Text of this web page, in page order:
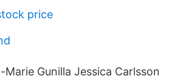
price
Gunilla Jessica Carlsson